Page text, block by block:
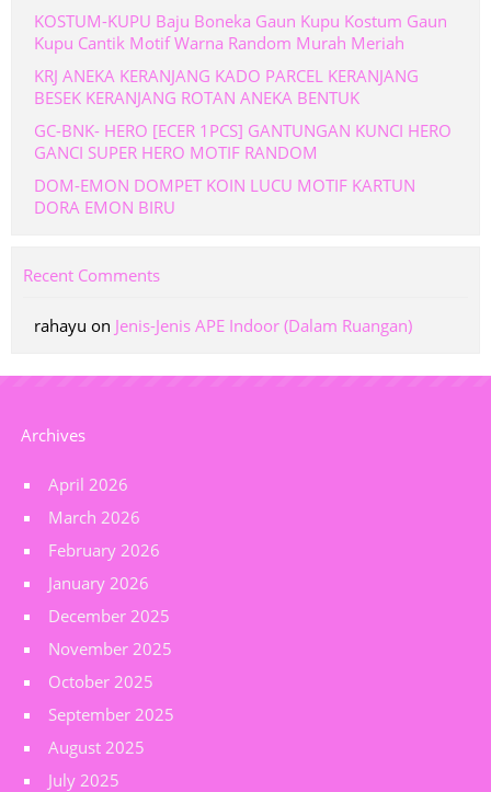
KOSTUM-KUPU Baju Boneka Gaun Kupu Kostum Gaun
Kupu Cantik Motif Warna Random Murah Meriah
KRJ ANEKA KERANJANG KADO PARCEL KERANJANG
BESEK KERANJANG ROTAN ANEKA BENTUK
GC-BNK- HERO [ECER 1PCS] GANTUNGAN KUNCI HERO
GANCI SUPER HERO MOTIF RANDOM
DOM-EMON DOMPET KOIN LUCU MOTIF KARTUN
DORA EMON BIRU
Recent Comments
rahayu on Jenis-Jenis APE Indoor (Dalam Ruangan)
Archives
April 2026
March 2026
February 2026
January 2026
December 2025
November 2025
October 2025
September 2025
August 2025
July 2025